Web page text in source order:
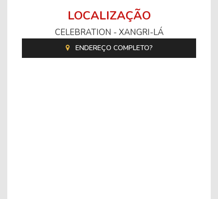
LOCALIZAÇÃO
CELEBRATION - XANGRI-LÁ
ENDEREÇO COMPLETO?